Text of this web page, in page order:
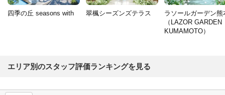
四季の丘 seasons with 翠楓シーズンズテラス
ラソールガーデン熊
（LAZOR GARDEN
KUMAMOTO）
エリア別のスタッフ評価ランキングを見る